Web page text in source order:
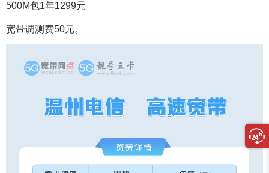
500M包1年1299元
宽带调测费50元。